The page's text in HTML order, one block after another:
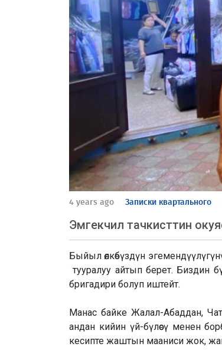
4 years ago Записки квартального
Эмгекчил тачкисттин
Быйыл өлкөбүздүн
тууралуу айтып берет. Биздин
бригадири болуп иштейт.
Манас байке Жалал-Абаддан,
андан кийин үй-бүлөсү менен
кесипте жаштын мааниси жок,